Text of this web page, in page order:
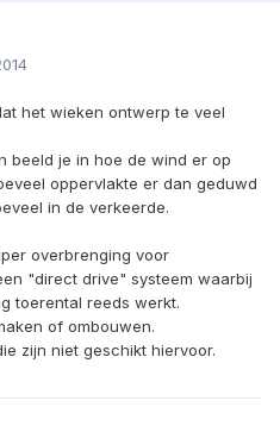
het wieken ontwerp te veel
beeld je in hoe de wind er op
oppervlakte er dan geduwd
in de verkeerde.
overbrenging voor
"direct drive" systeem waarbij
toerental reeds werkt.
of ombouwen.
zijn niet geschikt hiervoor.